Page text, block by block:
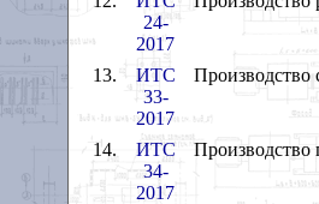
24-
2017
13.
ИТС
33-
2017
Производство
14.
ИТС
34-
2017
Производство